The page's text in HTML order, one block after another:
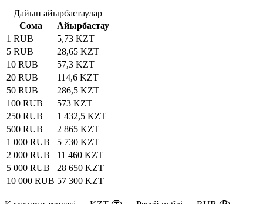
Дайын айырбастаулар
Сома
Айырбастау
1 RUB
5,73 KZT
5 RUB
28,65 KZT
10 RUB
57,3 KZT
20 RUB
114,6 KZT
50 RUB
286,5 KZT
100 RUB
573 KZT
250 RUB
1 432,5 KZT
500 RUB
2 865 KZT
1 000 RUB
5 730 KZT
2 000 RUB
11 460 KZT
5 000 RUB
28 650 KZT
10 000 RUB 57 300 KZT